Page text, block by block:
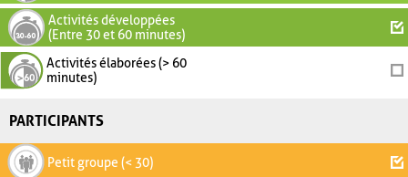
Activités développées
(Entre 30 et 60 minutes)
Activités élaborées (> 60
minutes)
PARTICIPANTS
Petit groupe (< 30)